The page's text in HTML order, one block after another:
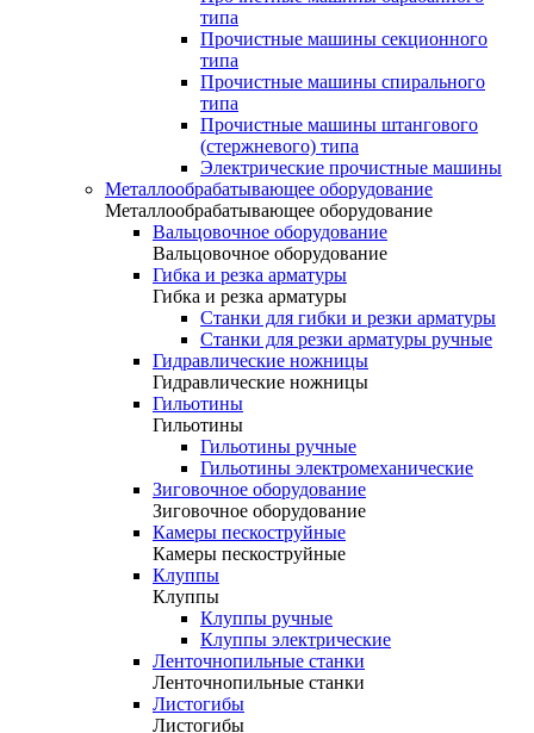
типа
Прочистные машины секционного
типа
Прочистные машины спирального
типа
Прочистные машины штангового
(стержневого) типа
Электрические прочистные машины
Металлообрабатывающее оборудование
Металлообрабатывающее оборудование
Вальцовочное оборудование
Вальцовочное оборудование
Гибка и резка арматуры
Гибка и резка арматуры
Станки для гибки и резки арматуры
Станки для резки арматуры ручные
Гидравлические ножницы
Гидравлические ножницы
Гильотины
Гильотины
Гильотины ручные
Гильотины электромеханические
Зиговочное оборудование
Зиговочное оборудование
Камеры пескоструйные
Камеры пескоструйные
Клуппы
Клуппы
Клуппы ручные
Клуппы электрические
Ленточнопильные станки
Ленточнопильные станки
Листогибы
Листогибы